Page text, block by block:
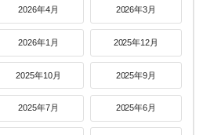
2026年4月 2026年3月
2026年1月 2025年12月
2025年10月 2025年9月
2025年7月 2025年6月